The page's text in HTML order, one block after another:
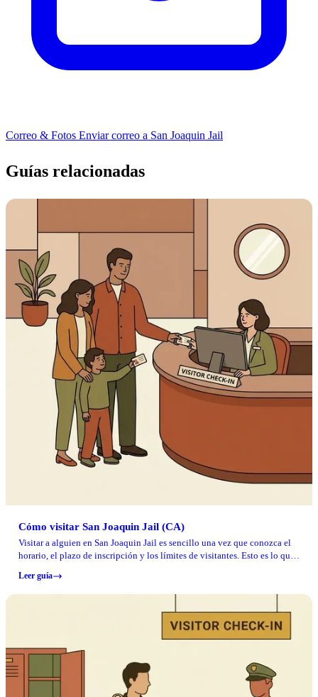
Correo & Fotos Enviar correo a San Joaquin Jail
Guías relacionadas
Cómo visitar San Joaquin Jail (CA)
Visitar a alguien en San Joaquin Jail es sencillo una vez que conozca el
horario, el plazo de inscripción y los límites de visitantes. Esto es lo que
Leer guía